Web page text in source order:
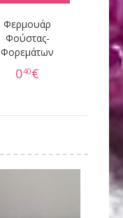
Φερμουάρ
Φούστας-
Φορεμάτων
040€